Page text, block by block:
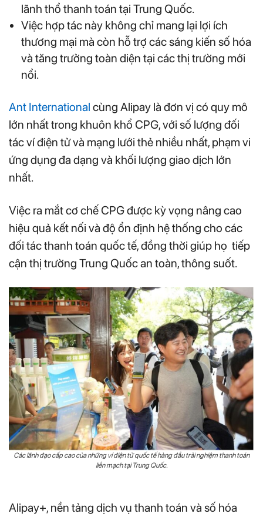
lãnh thổ thanh toán tại Trung Quốc.
Việc hợp tác này không chỉ mang lại lợi ích
thương mại mà còn hỗ trợ các sáng kiến số hóa
và tăng trưởng toàn diện tại các thị trường mới
nổi.
Ant International cùng Alipay là đơn vị có quy mô
lớn nhất trong khuôn khổ CPG, với số lượng đối
tác ví điện tử và mạng lưới thẻ nhiều nhất, phạm vi
ứng dụng đa dạng và khối lượng giao dịch lớn
nhất.
Việc ra mắt cơ chế CPG được kỳ vọng nâng cao
hiệu quả kết nối và độ ổn định hệ thống cho các
đối tác thanh toán quốc tế, đồng thời giúp họ tiếp
cận thị trường Trung Quốc an toàn, thông suốt.
Các lãnh đạo cấp cao của những ví điện tử quốc tế hàng đầu trải nghiệm thanh toán
liền mạch tại Trung Quốc.
Alipay+, nền tảng dịch vụ thanh toán và số hóa